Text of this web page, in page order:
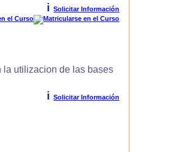
i
Solicitar Información
la utilizacion de las bases
i Solicitar Información